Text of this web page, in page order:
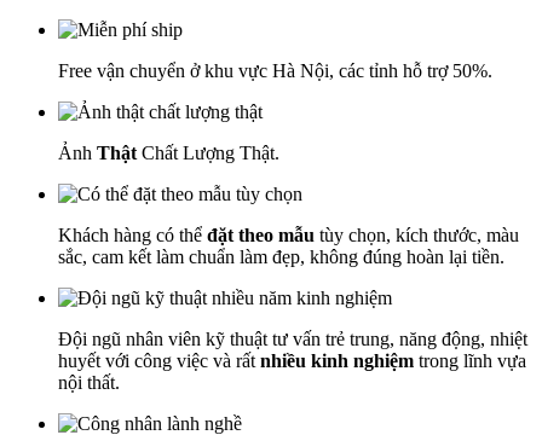
Free vận chuyển ở khu vực Hà Nội, các tỉnh hỗ trợ 50%.
Ảnh Thật Chất Lượng Thật.
Khách hàng có thể đặt theo mẫu tùy chọn, kích thước, màu
sắc, cam kết làm chuẩn làm đẹp, không đúng hoàn lại tiền.
Đội ngũ nhân viên kỹ thuật tư vấn trẻ trung, năng động, nhiệt
huyết với công việc và rất nhiều kinh nghiệm trong lĩnh vựa
nội thất.